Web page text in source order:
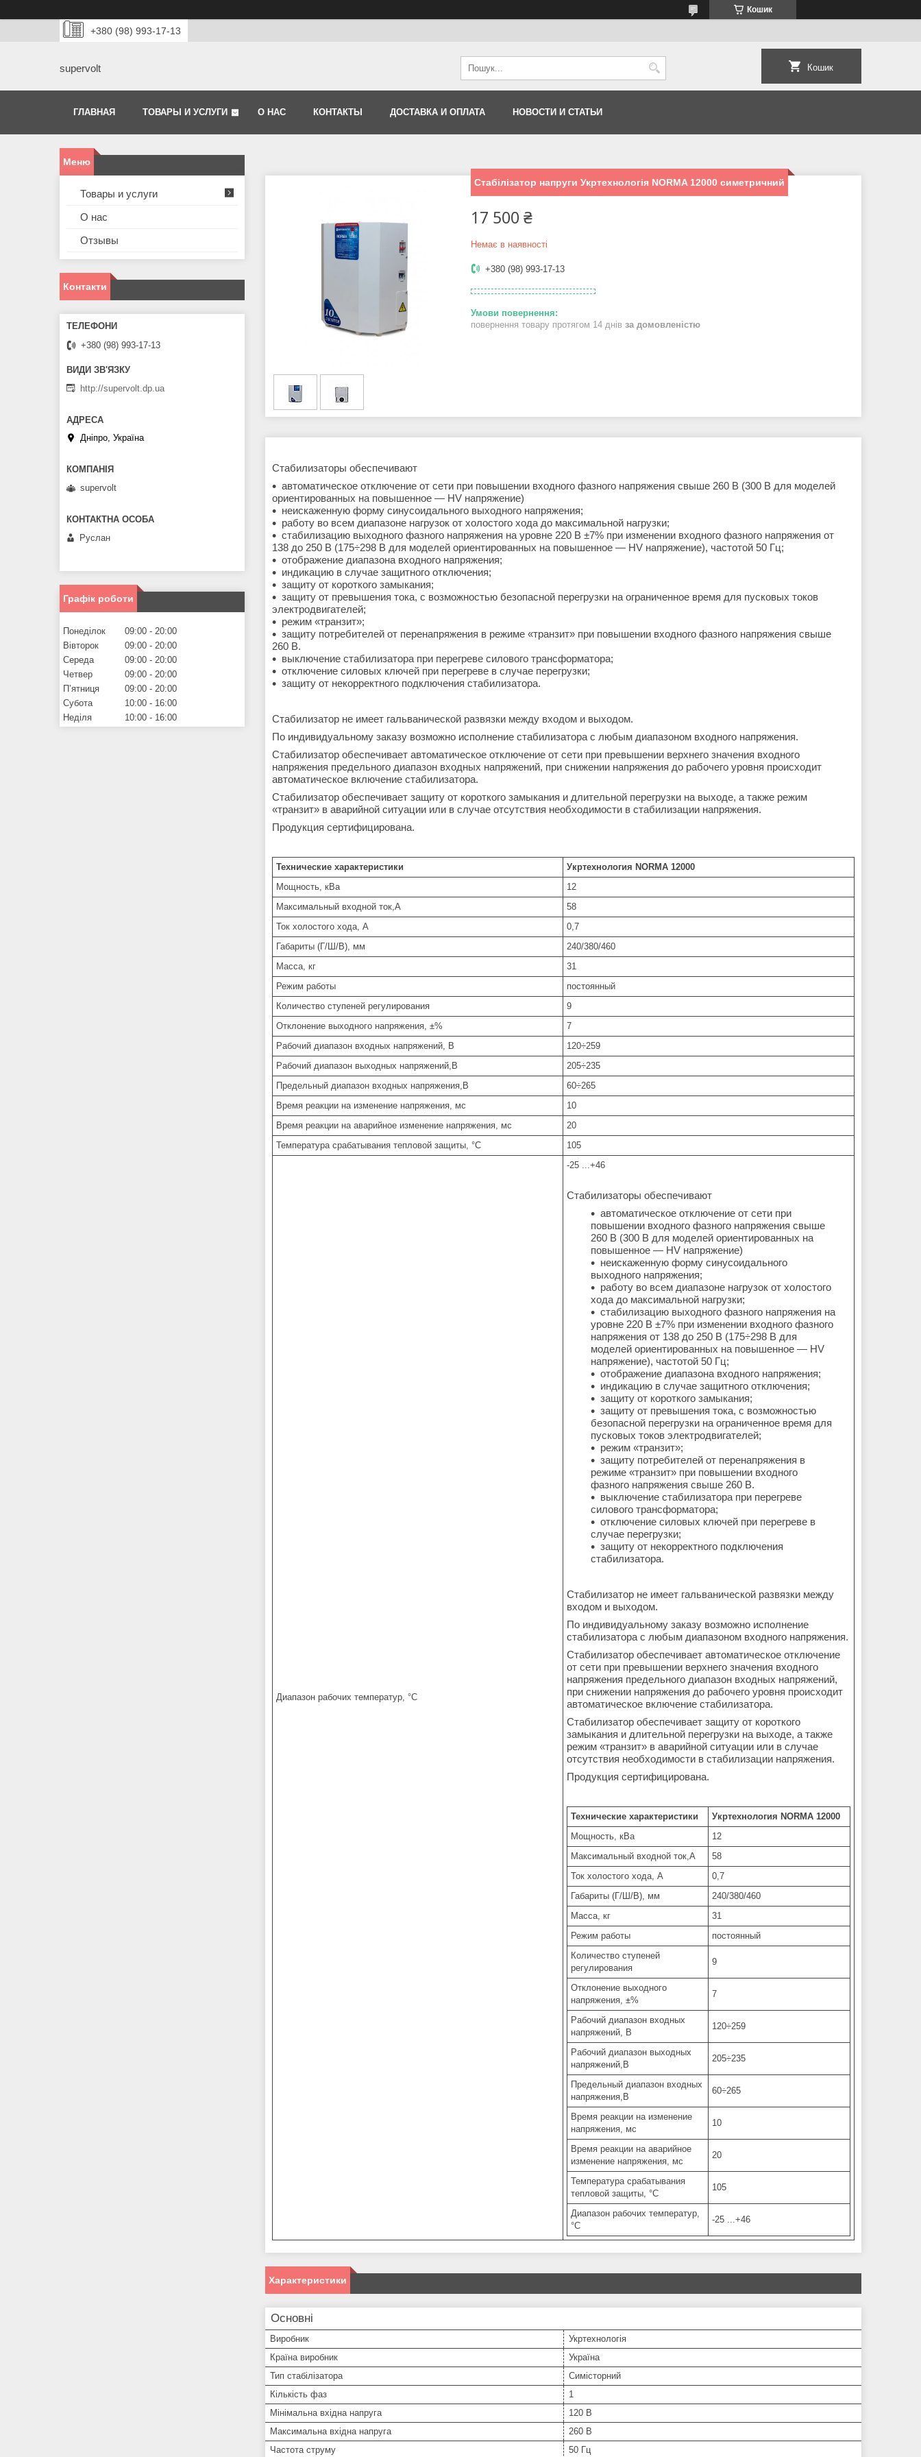
Кошик
+380 (98) 993-17-13
supervolt Кошик
ГЛАВНАЯ ТОВАРЫ И УСЛУГИ О НАС КОНТАКТЫ ДОСТАВКА И ОПЛАТА НОВОСТИ И СТАТЬИ
Стабілізатор напруги Укртехнологія NORMA 12000 симетричний
17 500 ₴
Немає в наявності
+380 (98) 993-17-13
повернення товару протягом 14 днів за домовленістю
Стабилизаторы обеспечивают
автоматическое отключение от сети при повышении входного фазного напряжения свыше 260 В (300 В для моделей
ориентированных на повышенное — HV напряжение)
неискаженную форму синусоидального выходного напряжения;
работу во всем диапазоне нагрузок от холостого хода до максимальной нагрузки;
стабилизацию выходного фазного напряжения на уровне 220 В ±7% при изменении входного фазного напряжения от
138 до 250 В (175÷298 В для моделей ориентированных на повышенное — HV напряжение), частотой 50 Гц;
отображение диапазона входного напряжения;
индикацию в случае защитного отключения;
защиту от короткого замыкания;
защиту от превышения тока, с возможностью безопасной перегрузки на ограниченное время для пусковых токов
электродвигателей;
режим «транзит»;
защиту потребителей от перенапряжения в режиме «транзит» при повышении входного фазного напряжения свыше
260 В.
выключение стабилизатора при перегреве силового трансформатора;
отключение силовых ключей при перегреве в случае перегрузки;
защиту от некорректного подключения стабилизатора.
Стабилизатор не имеет гальванической развязки между входом и выходом.
По индивидуальному заказу возможно исполнение стабилизатора с любым диапазоном входного напряжения.
Стабилизатор обеспечивает автоматическое отключение от сети при превышении верхнего значения входного
напряжения предельного диапазон входных напряжений, при снижении напряжения до рабочего уровня происходит
автоматическое включение стабилизатора.
Стабилизатор обеспечивает защиту от короткого замыкания и длительной перегрузки на выходе, а также режим
«транзит» в аварийной ситуации или в случае отсутствия необходимости в стабилизации напряжения.
Продукция сертифицирована.
Технические характеристики
Укртехнология NORMA 12000
Мощность, кВа
12
Максимальный входной ток,А
58
Ток холостого хода, А
0,7
Габариты (Г/Ш/В), мм
240/380/460
Масса, кг
31
Режим работы
постоянный
Количество ступеней регулирования
9
Отклонение выходного напряжения, ±%
7
Рабочий диапазон входных напряжений, В
120÷259
Рабочий диапазон выходных напряжений,В
205÷235
Предельный диапазон входных напряжения,В
60÷265
Время реакции на изменение напряжения, мс
10
Время реакции на аварийное изменение напряжения, мс
20
Температура срабатывания тепловой защиты, °C
105
Диапазон рабочих температур, °C
-25 ...+46
Стабилизаторы обеспечивают
автоматическое отключение от сети при
повышении входного фазного напряжения свыше
260 В (300 В для моделей ориентированных на
повышенное — HV напряжение)
неискаженную форму синусоидального
выходного напряжения;
работу во всем диапазоне нагрузок от холостого
хода до максимальной нагрузки;
стабилизацию выходного фазного напряжения на
уровне 220 В ±7% при изменении входного фазного
напряжения от 138 до 250 В (175÷298 В для
моделей ориентированных на повышенное — HV
напряжение), частотой 50 Гц;
отображение диапазона входного напряжения;
индикацию в случае защитного отключения;
защиту от короткого замыкания;
защиту от превышения тока, с возможностью
безопасной перегрузки на ограниченное время для
пусковых токов электродвигателей;
режим «транзит»;
защиту потребителей от перенапряжения в
режиме «транзит» при повышении входного
фазного напряжения свыше 260 В.
выключение стабилизатора при перегреве
силового трансформатора;
отключение силовых ключей при перегреве в
случае перегрузки;
защиту от некорректного подключения
стабилизатора.
Стабилизатор не имеет гальванической развязки между
входом и выходом.
По индивидуальному заказу возможно исполнение
стабилизатора с любым диапазоном входного напряжения.
Стабилизатор обеспечивает автоматическое отключение
от сети при превышении верхнего значения входного
напряжения предельного диапазон входных напряжений,
при снижении напряжения до рабочего уровня происходит
автоматическое включение стабилизатора.
Стабилизатор обеспечивает защиту от короткого
замыкания и длительной перегрузки на выходе, а также
режим «транзит» в аварийной ситуации или в случае
отсутствия необходимости в стабилизации напряжения.
Продукция сертифицирована.
Технические характеристики
Укртехнология NORMA 12000
Мощность, кВа
12
Максимальный входной ток,А
58
Ток холостого хода, А
0,7
Габариты (Г/Ш/В), мм
240/380/460
Масса, кг
31
Режим работы
постоянный
Количество ступеней
регулирования
9
Отклонение выходного
напряжения, ±%
7
Рабочий диапазон входных
напряжений, В
120÷259
Рабочий диапазон выходных
напряжений,В
205÷235
Предельный диапазон входных
напряжения,В
60÷265
Время реакции на изменение
напряжения, мс
10
Время реакции на аварийное
изменение напряжения, мс
20
Температура срабатывания
тепловой защиты, °C
105
Диапазон рабочих температур,
°C
-25 ...+46
Характеристики
Основні
Виробник
Укртехнологія
Країна виробник
Україна
Тип стабілізатора
Симісторний
Кількість фаз
1
Мінімальна вхідна напруга
120 В
Максимальна вхідна напруга
260 В
Частота струму
50 Гц
Товары и услуги
О нас
Отзывы
Контакти
+380 (98) 993-17-13
http://supervolt.dp.ua
Дніпро, Україна
supervolt
Руслан
Графік роботи
Понеділок 09:00
20:00
Вівторок
09:00
20:00
Середа
09:00
20:00
Четвер
09:00
20:00
Пʼятниця
09:00
20:00
Субота
10:00
16:00
Неділя
10:00 16:00